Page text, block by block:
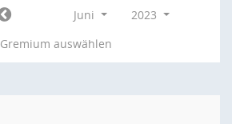
Juni
2023
Gremium auswählen